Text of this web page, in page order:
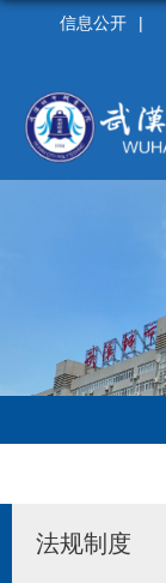
信息公开 |
法规制度